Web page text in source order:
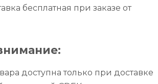
бесплатная при заказе от
доступна только при доставке